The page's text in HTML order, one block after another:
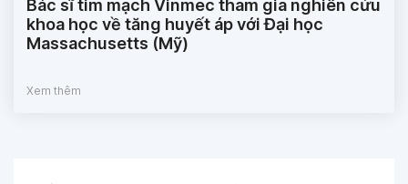
Bác sĩ tim mạch Vinmec tham gia nghiên cứu
khoa học về tăng huyết áp với Đại học
Massachusetts (Mỹ)
Xem thêm